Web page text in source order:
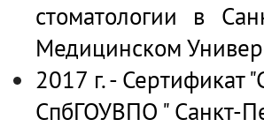
стоматологии в
Медицинском
2017 г. - Сертификат
СпбГОУВПО " Санкт-